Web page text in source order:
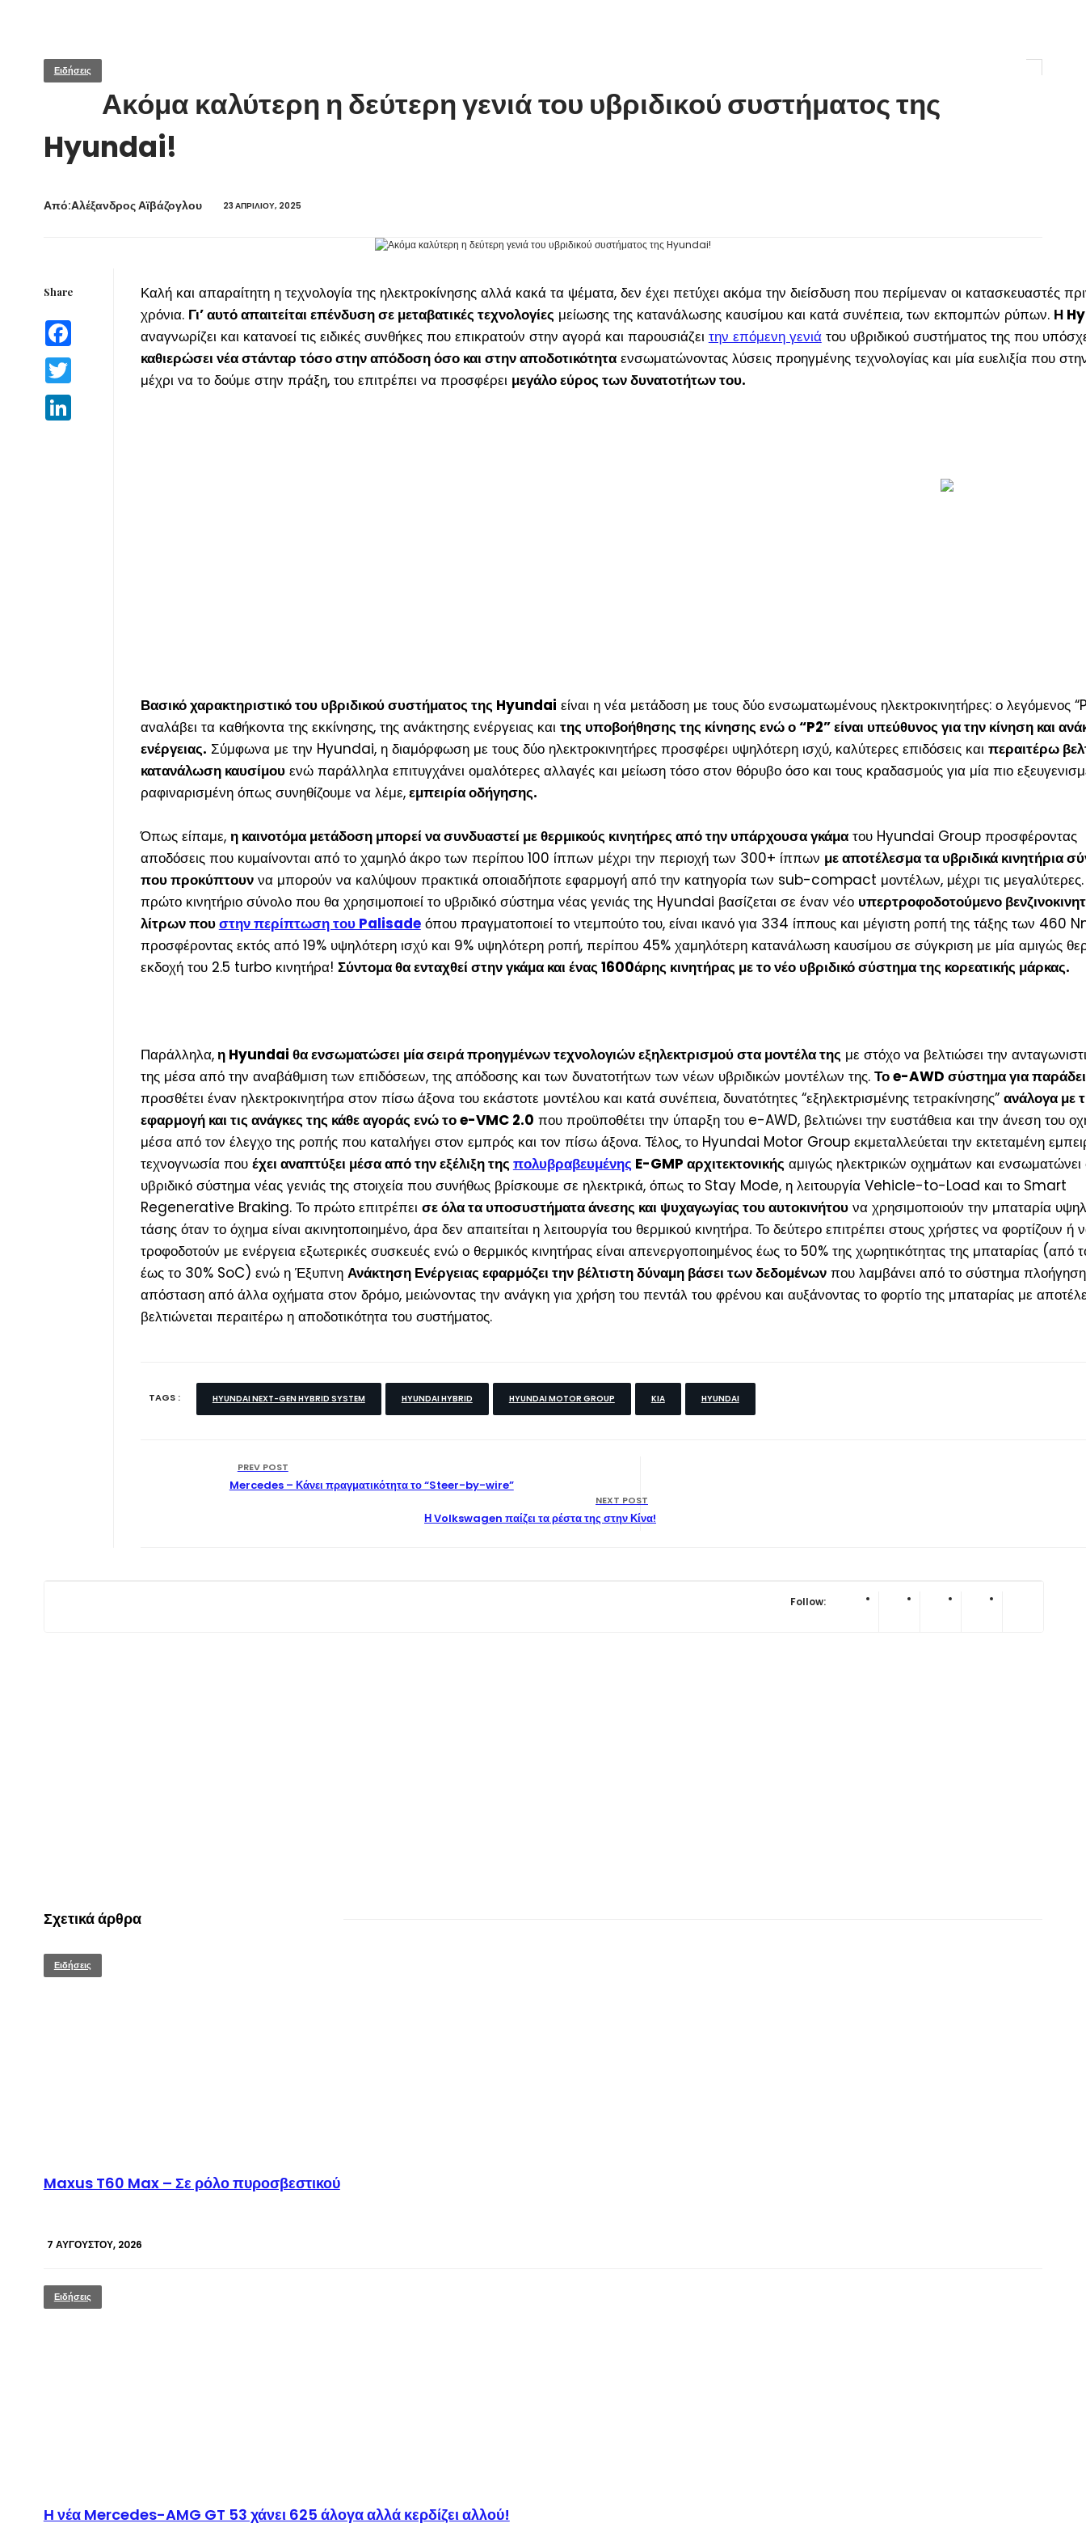
Ειδήσεις
Ακόμα καλύτερη η δεύτερη γενιά του υβριδικού συστήματος της
Hyundai!
Από:Aλέξανδρος Αϊβάζογλου 23 ΑΠΡΙΛΊΟΥ, 2025
Share
Facebook
Twitter
LinkedIn
Καλή και απαραίτητη η τεχνολογία της ηλεκτροκίνησης αλλά κακά τα ψέματα, δεν έχει πετύχει ακόμα την διείσδυση που περίμεναν οι κατασκευαστές
χρόνια. Γι’ αυτό απαιτείται επένδυση σε μεταβατικές τεχνολογίεςμείωσης της κατανάλωσης καυσίμου και κατά συνέπεια, των εκπομπών ρύπων. Η
αναγνωρίζει και κατανοεί τις ειδικές συνθήκες που επικρατούν στην αγορά και παρουσιάζει την επόμενη γενιάτου υβριδικού συστήματος της που
καθιερώσει νέα στάνταρ τόσο στην απόδοση όσο και στην αποδοτικότηταενσωματώνοντας λύσεις προηγμένης τεχνολογίας και μία ευελιξία που
μέχρι να το δούμε στην πράξη, του επιτρέπει να προσφέρει μεγάλο εύρος των δυνατοτήτων του.
Βασικό χαρακτηριστικό του υβριδικού συστήματος της Hyundai είναι η νέα μετάδοση με τους δύο ενσωματωμένους ηλεκτροκινητήρες: ο λεγόμενος
αναλάβει τα καθήκοντα της εκκίνησης, της ανάκτησης ενέργειας και της υποβοήθησης της κίνησης ενώ ο “P2” είναι υπεύθυνος για την κίνηση και
ενέργειας. Σύμφωνα με την Hyundai, η διαμόρφωση με τους δύο ηλεκτροκινητήρες προσφέρει υψηλότερη ισχύ, καλύτερες επιδόσεις και περαιτέρω
κατανάλωση καυσίμουενώ παράλληλα επιτυγχάνει ομαλότερες αλλαγές και μείωση τόσο στον θόρυβο όσο και τους κραδασμούς για μία πιο
ραφιναρισμένη όπως συνηθίζουμε να λέμε,εμπειρία οδήγησης.
Όπως είπαμε, η καινοτόμα μετάδοση μπορεί να συνδυαστεί με θερμικούς κινητήρες από την υπάρχουσα γκάματου Hyundai Group προσφέροντας
αποδόσεις που κυμαίνονται από το χαμηλό άκρο των περίπου 100 ίππων μέχρι την περιοχή των 300+ ίππων με αποτέλεσμα τα υβριδικά κινητήρια
που προκύπτουννα μπορούν να καλύψουν πρακτικά οποιαδήποτε εφαρμογή από την κατηγορία των sub-compact μοντέλων, μέχρι τις μεγαλύτερες.
πρώτο κινητήριο σύνολο που θα χρησιμοποιεί το υβριδικό σύστημα νέας γενιάς της Hyundai βασίζεται σε έναν νέο υπερτροφοδοτούμενο
λίτρων πουστην περίπτωση του Palisadeόπου πραγματοποιεί το ντεμπούτο του, είναι ικανό για 334 ίππους και μέγιστη ροπή της τάξης των 460
προσφέροντας εκτός από 19% υψηλότερη ισχύ και 9% υψηλότερη ροπή, περίπου 45% χαμηλότερη κατανάλωση καυσίμου σε σύγκριση με μία αμιγώς
εκδοχή του 2.5 turbo κινητήρα! Σύντομα θα ενταχθεί στην γκάμα και ένας 1600άρης κινητήρας με το νέο υβριδικό σύστημα της κορεατικής μάρκας.
Παράλληλα,η Hyundai θα ενσωματώσει μία σειρά προηγμένων τεχνολογιών εξηλεκτρισμού στα μοντέλα τηςμε στόχο να βελτιώσει την
της μέσα από την αναβάθμιση των επιδόσεων, της απόδοσης και των δυνατοτήτων των νέων υβριδικών μοντέλων της. Το e-AWD σύστημα για
προσθέτει έναν ηλεκτροκινητήρα στον πίσω άξονα του εκάστοτε μοντέλου και κατά συνέπεια, δυνατότητες “εξηλεκτρισμένης τετρακίνησης” ανάλογα με
εφαρμογή και τις ανάγκες της κάθε αγοράς ενώ το e-VMC 2.0 που προϋποθέτει την ύπαρξη του e-AWD, βελτιώνει την ευστάθεια και την άνεση του
μέσα από τον έλεγχο της ροπής που καταλήγει στον εμπρός και τον πίσω άξονα. Τέλος, το Hyundai Motor Group εκμεταλλεύεται την εκτεταμένη
τεχνογνωσία που έχει αναπτύξει μέσα από την εξέλιξη τηςπολυβραβευμένηςE-GMP αρχιτεκτονικήςαμιγώς ηλεκτρικών οχημάτων και ενσωματώνει
υβριδικό σύστημα νέας γενιάς της στοιχεία που συνήθως βρίσκουμε σε ηλεκτρικά, όπως το Stay Mode, η λειτουργία Vehicle-to-Load και το Smart
Regenerative Braking. Το πρώτο επιτρέπει σε όλα τα υποσυστήματα άνεσης και ψυχαγωγίας του αυτοκινήτουνα χρησιμοποιούν την μπαταρία
τάσης όταν το όχημα είναι ακινητοποιημένο, άρα δεν απαιτείται η λειτουργία του θερμικού κινητήρα. Το δεύτερο επιτρέπει στους χρήστες να φορτίζουν ή
τροφοδοτούν με ενέργεια εξωτερικές συσκευές ενώ ο θερμικός κινητήρας είναι απενεργοποιημένος έως το 50% της χωρητικότητας της μπαταρίας (από
έως το 30% SoC) ενώ η Έξυπνη Ανάκτηση Ενέργειας εφαρμόζει την βέλτιστη δύναμη βάσει των δεδομένωνπου λαμβάνει από το σύστημα
απόσταση από άλλα οχήματα στον δρόμο, μειώνοντας την ανάγκη για χρήση του πεντάλ του φρένου και αυξάνοντας το φορτίο της μπαταρίας με
βελτιώνεται περαιτέρω η αποδοτικότητα του συστήματος.
TAGS : HYUNDAI NEXT-GEN HYBRID SYSTEM HYUNDAI HYBRID HYUNDAI MOTOR GROUP KIA HYUNDAI
PREV POST
Mercedes – Κάνει πραγματικότητα το “Steer-by-wire”
NEXT POST
Η Volkswagen παίζει τα ρέστα της στην Κίνα!
Follow:
Σχετικά άρθρα
Ειδήσεις
Maxus T60 Max – Σε ρόλο πυροσβεστικού
7 ΑΥΓΟΎΣΤΟΥ, 2026
Ειδήσεις
Η νέα Mercedes-AMG GT 53 χάνει 625 άλογα αλλά κερδίζει αλλού!